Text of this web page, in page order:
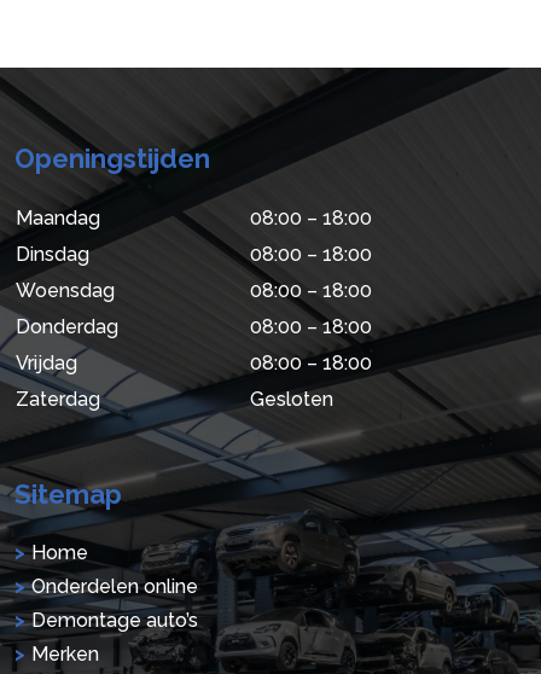
Openingstijden
Maandag
08:00 – 18:00
Dinsdag
08:00 – 18:00
Woensdag
08:00 – 18:00
Donderdag
08:00 – 18:00
Vrijdag
08:00 – 18:00
Zaterdag
Gesloten
Sitemap
Home
Onderdelen online
Demontage auto’s
Merken